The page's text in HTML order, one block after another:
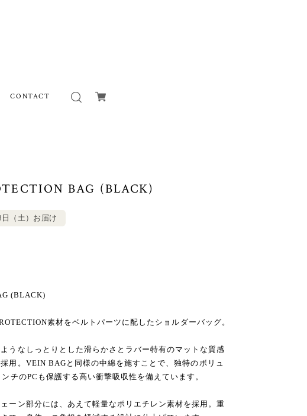
CONTACT
BAG (BLACK)
（土）お届け
(BLACK)
素材をベルトパーツに配したショルダーバッグ。
うなしっとりとした滑らかさとラバー特有のマットな質感
用。VEIN BAGと同様の中綿を施すことで、独特のボリュ
チのPCも保護する高い衝撃吸収性を備えています。
ーン部分には、あえて軽量なポリエチレン素材を採用。重